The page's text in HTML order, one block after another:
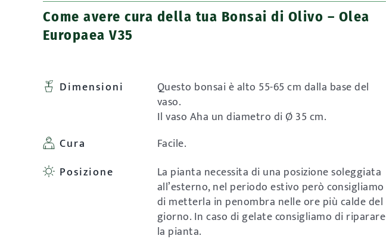
Come avere cura della tua Bonsai di Olivo – Olea
Europaea V35
Dimensioni
Questo bonsai è alto 55-65 cm dalla base del
vaso.
Il vaso Aha un diametro di Ø 35 cm.
Cura
Facile.
Posizione
La pianta necessita di una posizione soleggiata
all’esterno, nel periodo estivo però consigliamo
di metterla in penombra nelle ore più calde del
giorno. In caso di gelate consigliamo di riparare
la pianta.